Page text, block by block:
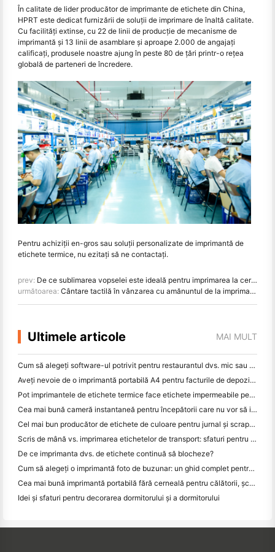
În calitate de lider producător de imprimante de etichete din China,
HPRT este dedicat furnizării de soluții de imprimare de înaltă calitate.
Cu facilități extinse, cu 22 de linii de producție de mecanisme de
imprimantă și 13 linii de asamblare și aproape 2.000 de angajați
calificați, produsele noastre ajung în peste 80 de țări printr-o rețea
globală de parteneri de încredere.
Pentru achiziții en-gros sau soluții personalizate de imprimantă de
etichete termice, nu ezitați să ne contactați.
prev: De ce sublimarea vopselei este ideală pentru imprimarea la cerere a îmbrăcămintei sportive
următoarea: Cântare tactilă în vânzarea cu amănuntul de la imprimarea etichetelor la POS - un ghid complet
Ultimele articole MAI MULT
Cum să alegeți software-ul potrivit pentru restaurantul dvs. mic sau mediu
Aveți nevoie de o imprimantă portabilă A4 pentru facturile de depozit? Ce funcționează de fapt
Pot imprimantele de etichete termice face etichete impermeabile pentru produsele de afaceri mici?
Cea mai bună cameră instantaneă pentru începătorii care nu vor să irosească hârtia
Cel mai bun producător de etichete de culoare pentru jurnal și scrapbooking: adăugați mai multe culori la fiecare pagină
Scris de mână vs. imprimarea etichetelor de transport: sfaturi pentru întreprinderile mici în 2026
De ce imprimanta dvs. de etichete continuă să blocheze?
Cum să alegeți o imprimantă foto de buzunar: un ghid complet pentru utilizatorii de jurnal, călătorii și iPhone
Cea mai bună imprimantă portabilă fără cerneală pentru călătorii, școală și lucru mobil: Hanin MT620 Pro Review
Idei și sfaturi pentru decorarea dormitorului și a dormitorului